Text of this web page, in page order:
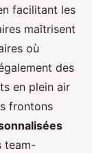
facilitant les
maîtrisent
où
des
en plein air
frontons
team-